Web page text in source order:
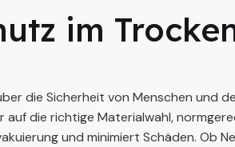
im
die Sicherheit von Menschen und
auf die richtige Materialwahl,
und minimiert Schäden. Ob